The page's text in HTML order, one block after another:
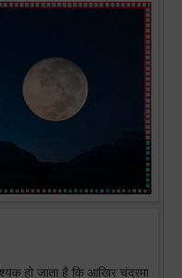
हो जाता है कि आखिर चंद्रमा